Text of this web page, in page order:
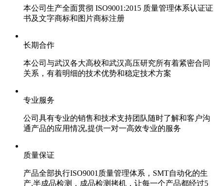
本公司生产全面贯彻 ISO9001:2015 质量管理体系认证证
书及文字商标和图片商标注册
长期合作
本公司与武汉各大高校和武汉高压研究所有着紧密合同
关系，有着明细的技术优势和稳定技术方案
专业服务
公司具有专业的销售和技术支持团队随时了解和客户沟
通产品的应用情况,提供一对一高效专业的服务
质量保证
产品全部执行ISO9001质量管理体系，SMT自动化的生
产,半成品检测，成品检测拷机，让每一个产品都经过5